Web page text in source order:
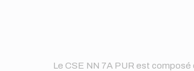
Le CSE NN 7A PUR est